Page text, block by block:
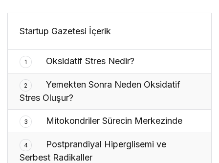
Startup Gazetesi İçerik
1 Oksidatif Stres Nedir?
2
Yemekten Sonra Neden Oksidatif
Stres Oluşur?
3 Mitokondriler Sürecin Merkezinde
4
Postprandiyal Hiperglisemi ve
Serbest Radikaller